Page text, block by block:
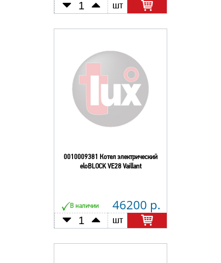
шт
0010009381 Котел электрический
eloBLOCK VE28 Vaillant
В наличии 46200 р.
шт